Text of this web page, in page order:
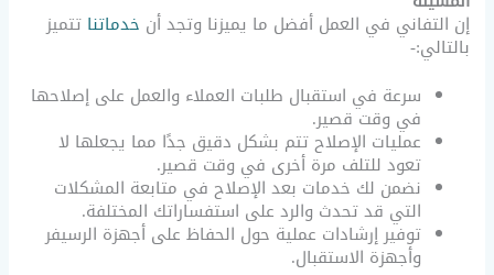
إن التفاني في العمل أفضل ما يميزنا وتجد أن خدماتنا تتميز
بالتالي:-
سرعة في استقبال طلبات العملاء والعمل على إصلاحها
في وقت قصير.
عمليات الإصلاح تتم بشكل دقيق جدًا مما يجعلها لا
تعود للتلف مرة أخرى في وقت قصير.
نضمن لك خدمات بعد الإصلاح في متابعة المشكلات
التي قد تحدث والرد على استفساراتك المختلفة.
توفير إرشادات عملية حول الحفاظ على أجهزة الرسيفر
وأجهزة الاستقبال.